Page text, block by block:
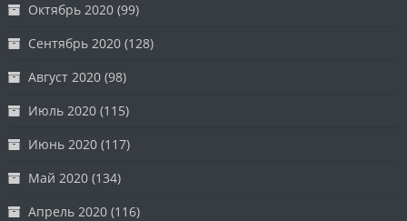
Октябрь 2020 (99)
Сентябрь 2020 (128)
Август 2020 (98)
Июль 2020 (115)
Июнь 2020 (117)
Май 2020 (134)
Апрель 2020 (116)